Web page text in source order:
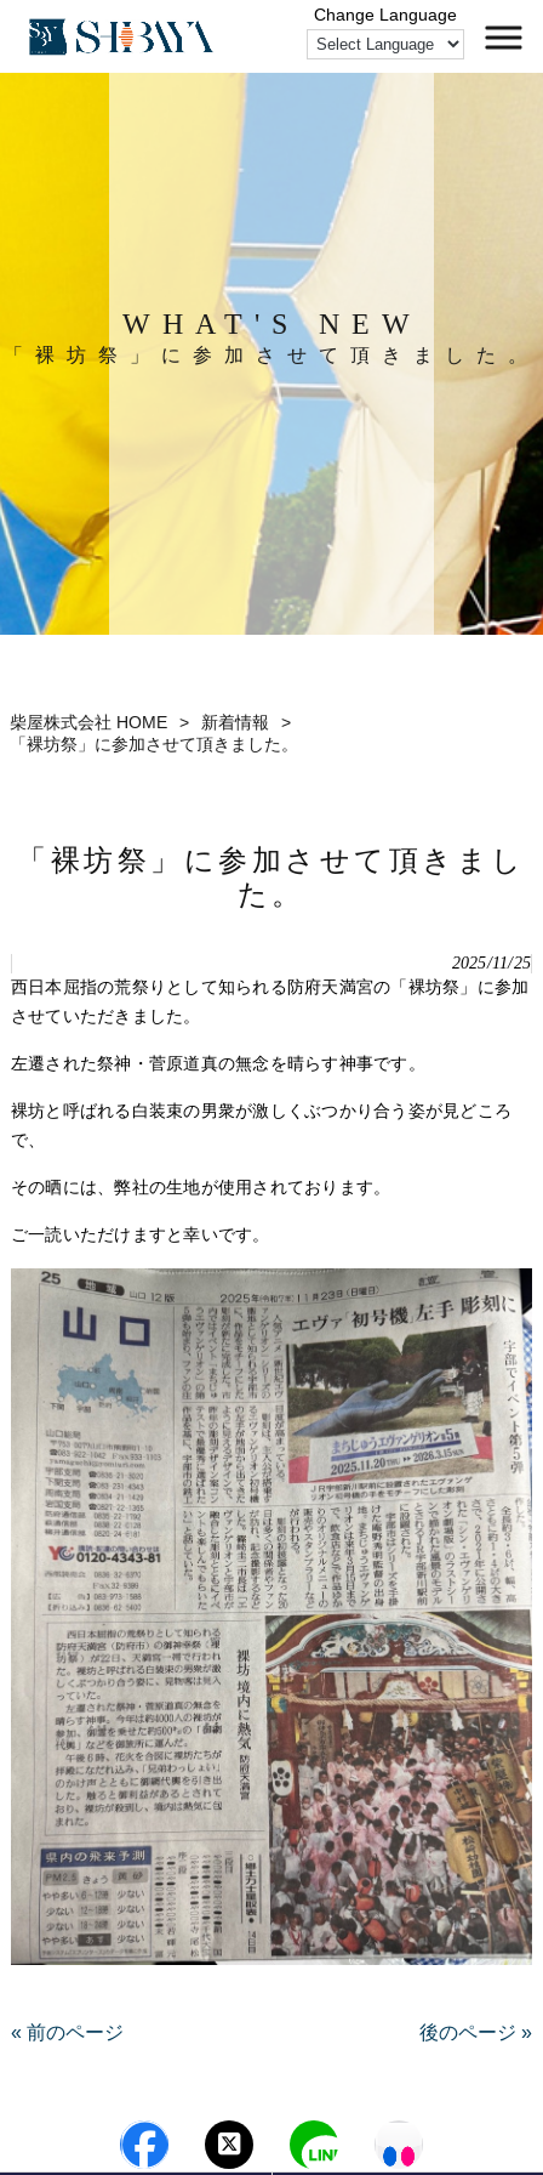
WHAT'S NEW
「裸坊祭」に参加させて頂きました。
柴屋株式会社 HOME > 新着情報
>
「裸坊祭」に参加させて頂きました。
「裸坊祭」に参加させて頂きまし
た。
2025/11/25
西日本屈指の荒祭りとして知られる防府天満宮の「裸坊祭」に参加
させていただきました。
左遷された祭神・菅原道真の無念を晴らす神事です。
裸坊と呼ばれる白装束の男衆が激しくぶつかり合う姿が見どころ
で、
その晒には、弊社の生地が使用されております。
ご一読いただけますと幸いです。
« 前のページ 後のページ »